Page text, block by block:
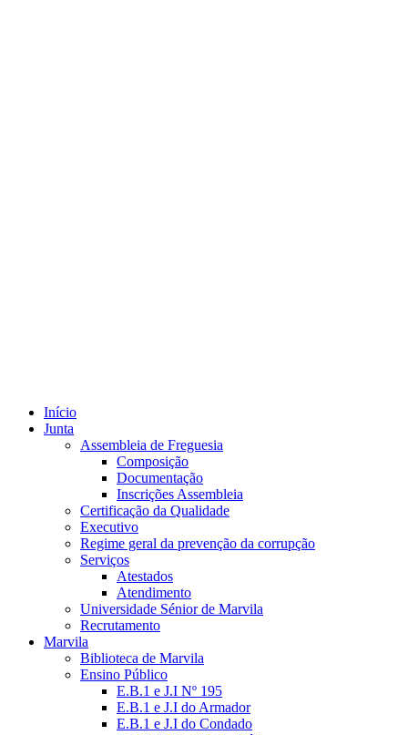
Início
Junta
Assembleia de Freguesia
Composição
Documentação
Inscrições Assembleia
Certificação da Qualidade
Executivo
Regime geral da prevenção da corrupção
Serviços
Atestados
Atendimento
Universidade Sénior de Marvila
Recrutamento
Marvila
Biblioteca de Marvila
Ensino Público
E.B.1 e J.I Nº 195
E.B.1 e J.I do Armador
E.B.1 e J.I do Condado